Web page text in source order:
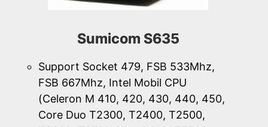
Sumicom S635
Support Socket 479, FSB 533Mhz,
FSB 667Mhz, Intel Mobil CPU
(Celeron M 410, 420, 430, 440, 450,
Core Duo T2300, T2400, T2500,